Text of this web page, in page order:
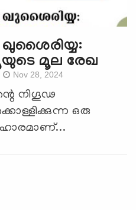
മൂല രേഖ
Nov 28, 2024
നിഗൂഢ
ഒരു